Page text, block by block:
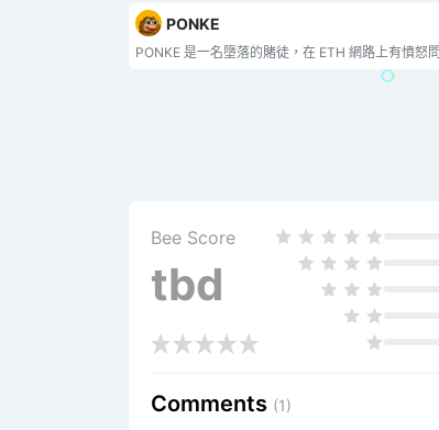
PONKE
PONKE 是一名墮落的賭徒，在 ETH 網路上有憤怒
Bee Score
tbd
Comments (1)